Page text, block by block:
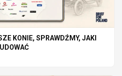
KONIE, SPRAWDŹMY, JAKI